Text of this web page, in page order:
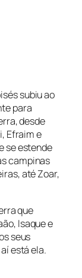
subiu ao
para
desde
Efraim e
se estende
campinas
até Zoar,
que
Isaque e
seus
está ela.